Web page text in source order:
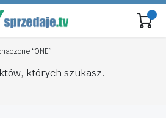
“ONE”
których szukasz.